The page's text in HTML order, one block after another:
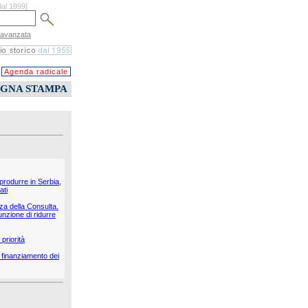
1999]
Agenda radicale
STAMPA
in Serbia,
della Consulta.
di ridurre
priorità
dei